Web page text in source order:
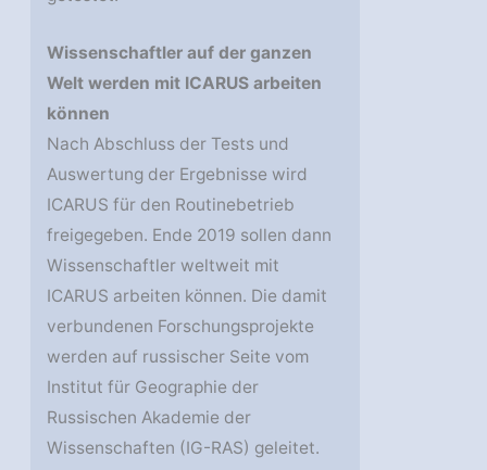
Wissenschaftler auf der ganzen
Welt werden mit ICARUS arbeiten
können
Nach Abschluss der Tests und
Auswertung der Ergebnisse wird
ICARUS für den Routinebetrieb
freigegeben. Ende 2019 sollen dann
Wissenschaftler weltweit mit
ICARUS arbeiten können. Die damit
verbundenen Forschungsprojekte
werden auf russischer Seite vom
Institut für Geographie der
Russischen Akademie der
Wissenschaften (IG-RAS) geleitet.